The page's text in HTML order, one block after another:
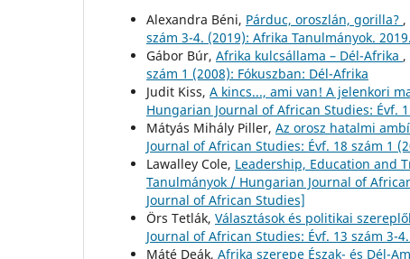
Alexandra Béni, Párduc, oroszlán, gorilla? ,
szám 3-4. (2019): Afrika Tanulmányok.
Gábor Búr, Afrika kulcsállama – Dél-Afrika ,
szám 1 (2008): Fókuszban: Dél-Afrika
Judit Kiss, A kincs..., ami van! A jelenkori
Hungarian Journal of African Studies: Évf.
Mátyás Mihály Piller, Az orosz hatalmi
Journal of African Studies: Évf. 18 szám 1
Lawalley Cole, Leadership, Education and
Tanulmányok / Hungarian Journal of
Journal of African Studies]
Örs Tetlák, Választások és politikai
Journal of African Studies: Évf. 13 szám 3-
Máté Deák, Afrika szerepe Észak- és Dél-